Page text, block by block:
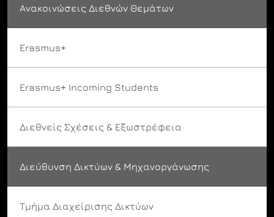
Ανακοινώσεις Διεθνών Θεμάτων
Erasmus+
Erasmus+ Incoming Students
Διεθνείς Σχέσεις & Εξωστρέφεια
Διεύθυνση Δικτύων & Μηχανοργάνωσης
Τμήμα Διαχείρισης Δικτύων